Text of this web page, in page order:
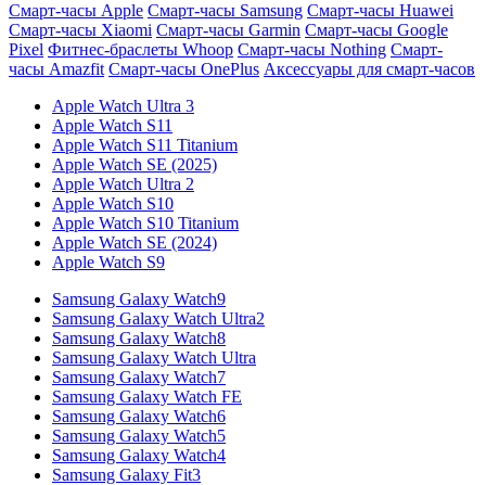
Смарт-часы Apple Смарт-часы Samsung Смарт-часы Huawei
Смарт-часы Xiaomi Смарт-часы Garmin Смарт-часы Google
Pixel Фитнес-браслеты Whoop Смарт-часы Nothing Смарт-
часы Amazfit Смарт-часы OnePlus Аксессуары для смарт-часов
Apple Watch Ultra 3
Apple Watch S11
Apple Watch S11 Titanium
Apple Watch SE (2025)
Apple Watch Ultra 2
Apple Watch S10
Apple Watch S10 Titanium
Apple Watch SE (2024)
Apple Watch S9
Samsung Galaxy Watch9
Samsung Galaxy Watch Ultra2
Samsung Galaxy Watch8
Samsung Galaxy Watch Ultra
Samsung Galaxy Watch7
Samsung Galaxy Watch FE
Samsung Galaxy Watch6
Samsung Galaxy Watch5
Samsung Galaxy Watch4
Samsung Galaxy Fit3